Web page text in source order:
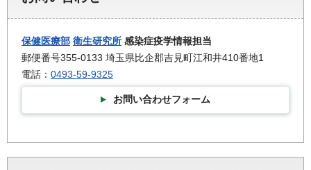
保健医療部 衛生研究所 感染症疫学情報担当
郵便番号355-0133 埼玉県比企郡吉見町江和井410番地1
電話： 0493-59-9325
お問い合わせフォーム